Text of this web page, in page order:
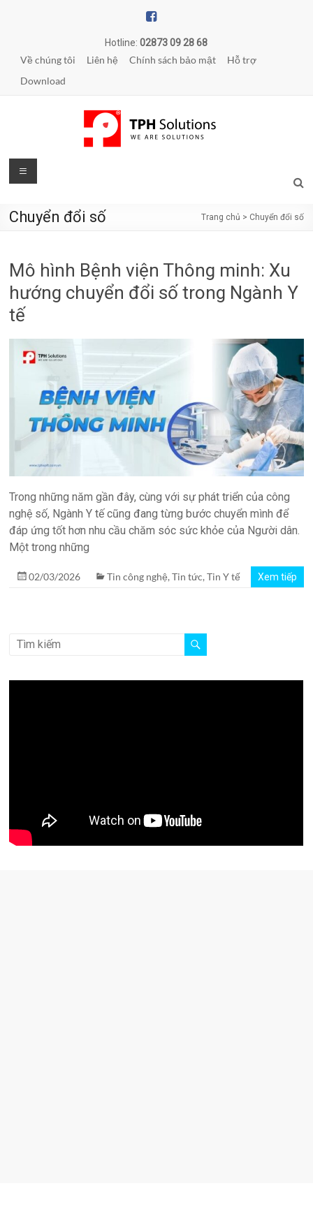
Hotline:02873 09 28 68
Về chúng tôi Liên hệ Chính sách bảo mật
Hỗ trợ
Download
TPH
WE
Phần
mềm
quản
lý
phòng
TPH.LabIMS
Menu
Chuyển đổi số Trang chủ > Chuyển đổi số
Mô hình Bệnh viện Thông minh: Xu
hướng chuyển đổi số trong Ngành Y
tế
Trong những năm gần đây, cùng với sự phát triển của công
nghệ số, Ngành Y tế cũng đang từng bước chuyển mình để
đáp ứng tốt hơn nhu cầu chăm sóc sức khỏe của Người dân.
Một trong những
02/03/2026 Tin công nghệ,Tin tức,Tin Y tế Xem tiếp